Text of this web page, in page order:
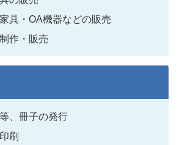
具・OA機器などの販売
作・販売
、冊子の発行
刷